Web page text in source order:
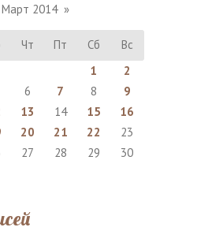
Март 2014 »
Чт Пт Сб
Вс
1
2
6 7 8
9
13 14 15
16
20 21 22
23
27 28 29
30